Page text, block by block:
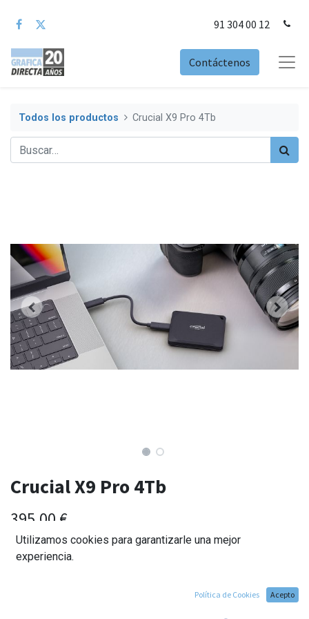
91 304 00 12
Contáctenos
Todos los productos Crucial X9 Pro 4Tb
Crucial X9 Pro 4Tb
395,00 €
Utilizamos cookies para garantizarle una mejor
experiencia.
Política de Cookies Acepto